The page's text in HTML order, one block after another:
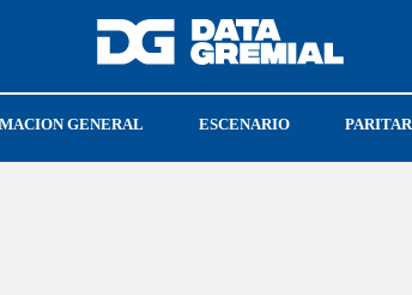
CGT
GENERAL ESCENARIO